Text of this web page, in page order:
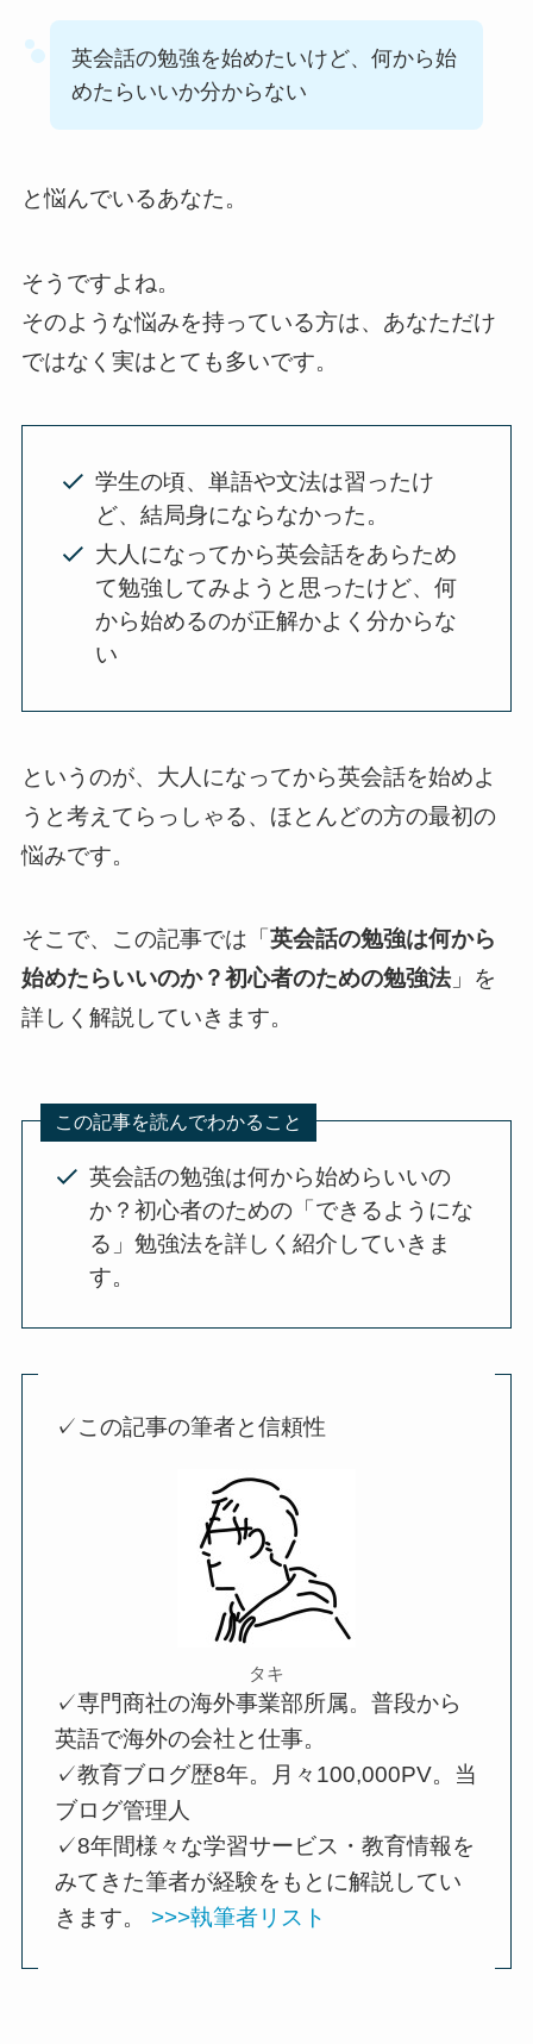
英会話の勉強を始めたいけど、何から始
めたらいいか分からない
と悩んでいるあなた。
そうですよね。
そのような悩みを持っている方は、あなただけ
ではなく実はとても多いです。
学生の頃、単語や文法は習ったけ
ど、結局身にならなかった。
大人になってから英会話をあらため
て勉強してみようと思ったけど、何
から始めるのが正解かよく分からな
い
というのが、大人になってから英会話を始めよ
うと考えてらっしゃる、ほとんどの方の最初の
悩みです。
そこで、この記事では「 英会話の勉強は何から
始めたらいいのか？初心者のための勉強法」を
詳しく解説していきます。
この記事を読んでわかること
英会話の勉強は何から始めらいいの
か？初心者のための「できるようにな
る」勉強法を詳しく紹介していきま
す。
✓この記事の筆者と信頼性
タキ
✓専門商社の海外事業部所属。普段から
英語で海外の会社と仕事。
✓教育ブログ歴8年。月々100,000PV。当
ブログ管理人
✓8年間様々な学習サービス・教育情報を
みてきた筆者が経験をもとに解説してい
きます。 >>>執筆者リスト